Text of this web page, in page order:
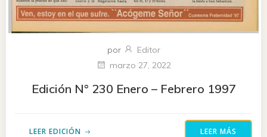
por
Editor
marzo 27, 2022
Edición N° 230 Enero – Febrero 1997
LEER EDICIÓN LEER MÁS